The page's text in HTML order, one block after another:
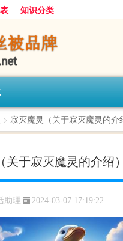
知识分类
> 寂灭魔灵（关于寂灭魔灵的介
关于寂灭魔灵的介绍）
助理 2024-03-07 17:19:22